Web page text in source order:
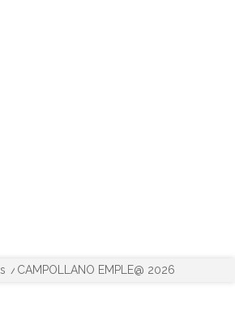
/ CAMPOLLANO EMPLE@ 2026